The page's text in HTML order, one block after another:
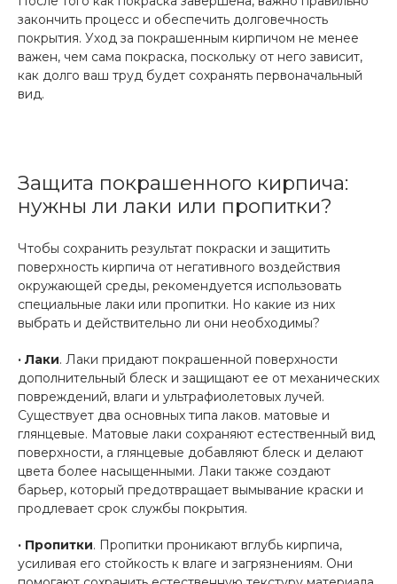
закончить процесс и обеспечить долговечность
покрытия. Уход за покрашенным кирпичом не менее
важен, чем сама покраска, поскольку от него зависит,
как долго ваш труд будет сохранять первоначальный
вид.
Защита покрашенного кирпича:
нужны ли лаки или пропитки?
Чтобы сохранить результат покраски и защитить
поверхность кирпича от негативного воздействия
окружающей среды, рекомендуется использовать
специальные лаки или пропитки. Но какие из них
выбрать и действительно ли они необходимы?
· Лаки. Лаки придают покрашенной поверхности
дополнительный блеск и защищают ее от механических
повреждений, влаги и ультрафиолетовых лучей.
Существует два основных типа лаков. матовые и
глянцевые. Матовые лаки сохраняют естественный вид
поверхности, а глянцевые добавляют блеск и делают
цвета более насыщенными. Лаки также создают
барьер, который предотвращает вымывание краски и
продлевает срок службы покрытия.
· Пропитки. Пропитки проникают вглубь кирпича,
усиливая его стойкость к влаге и загрязнениям. Они